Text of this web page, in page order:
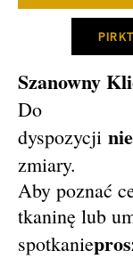
Szanowny
Do
dyspozycji
zmiary.
Aby poznać
tkaninę lub
spotkanie